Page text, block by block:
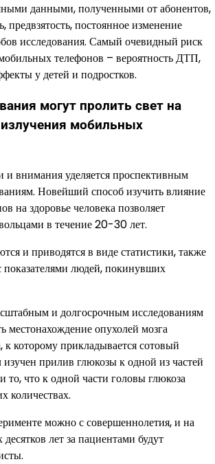
данными, полученными от абонентов,
предвзятость, постоянное изменение
исследования. Самый очевидный риск
телефонов – вероятность ДТП,
у детей и подростков.
могут пролить свет на
мобильных
и внимания уделяется проспективным
Новейший способ изучить влияние
на здоровье человека позволяет
в течение 20-30 лет.
и приводятся в виде статистики, также
показателями людей, покинувших
и долгосрочным исследованиям
местонахождение опухолей мозга
к которому прикладывается сотовый
прилив глюкозы к одной из частей
то, что к одной части головы глюкоза
количествах.
можно с совершеннолетия, и на
лет за пациентами будут